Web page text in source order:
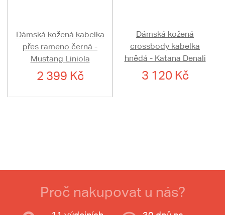
Dámská kožená kabelka
přes rameno černá -
Mustang Liniola
2 399 Kč
Dámská kožená
crossbody kabelka
hnědá - Katana Denali
3 120 Kč
Proč nakupovat u nás?